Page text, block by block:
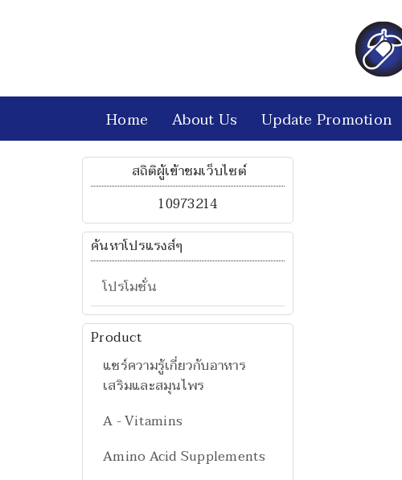
Home About Us Update Promotion
สถิติผู้เข้าชมเว็บไซต์
10973214
ค้นหาโปรแรงส์ๆ
โปรโมชั่น
Product
แชร์ความรู้เกี่ยวกับอาหาร
เสริมและสมุนไพร
A - Vitamins
Amino Acid Supplements